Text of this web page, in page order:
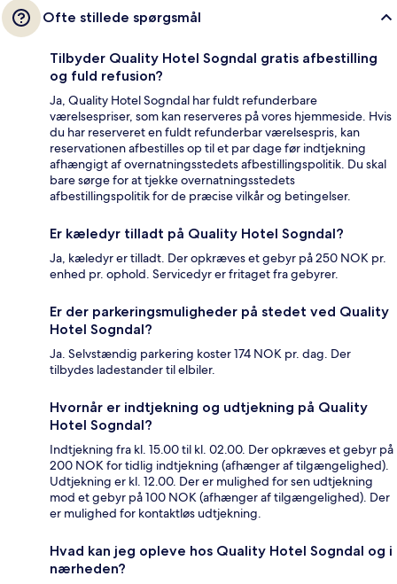
Ofte stillede spørgsmål
Tilbyder Quality Hotel Sogndal gratis afbestilling
og fuld refusion?
Ja, Quality Hotel Sogndal har fuldt refunderbare
værelsespriser, som kan reserveres på vores hjemmeside. Hvis
du har reserveret en fuldt refunderbar værelsespris, kan
reservationen afbestilles op til et par dage før indtjekning
afhængigt af overnatningsstedets afbestillingspolitik. Du skal
bare sørge for at tjekke overnatningsstedets
afbestillingspolitik for de præcise vilkår og betingelser.
Er kæledyr tilladt på Quality Hotel Sogndal?
Ja, kæledyr er tilladt. Der opkræves et gebyr på 250 NOK pr.
enhed pr. ophold. Servicedyr er fritaget fra gebyrer.
Er der parkeringsmuligheder på stedet ved Quality
Hotel Sogndal?
Ja. Selvstændig parkering koster 174 NOK pr. dag. Der
tilbydes ladestander til elbiler.
Hvornår er indtjekning og udtjekning på Quality
Hotel Sogndal?
Indtjekning fra kl. 15.00 til kl. 02.00. Der opkræves et gebyr på
200 NOK for tidlig indtjekning (afhænger af tilgængelighed).
Udtjekning er kl. 12.00. Der er mulighed for sen udtjekning
mod et gebyr på 100 NOK (afhænger af tilgængelighed). Der
er mulighed for kontaktløs udtjekning.
Hvad kan jeg opleve hos Quality Hotel Sogndal og i
nærheden?